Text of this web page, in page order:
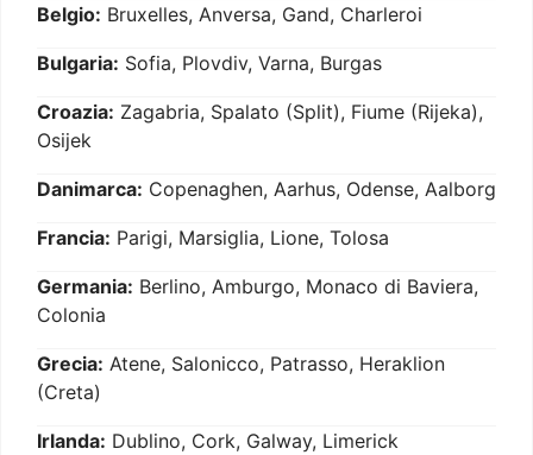
Belgio: Bruxelles, Anversa, Gand, Charleroi
Bulgaria: Sofia, Plovdiv, Varna, Burgas
Croazia: Zagabria, Spalato (Split), Fiume (Rijeka),
Osijek
Danimarca: Copenaghen, Aarhus, Odense, Aalborg
Francia: Parigi, Marsiglia, Lione, Tolosa
Germania: Berlino, Amburgo, Monaco di Baviera,
Colonia
Grecia: Atene, Salonicco, Patrasso, Heraklion
(Creta)
Irlanda: Dublino, Cork, Galway, Limerick